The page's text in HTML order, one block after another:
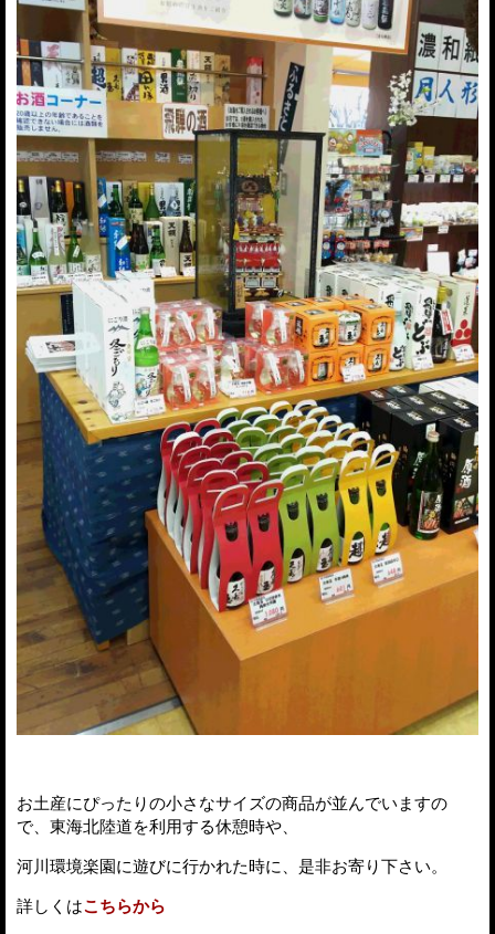
お土産にぴったりの小さなサイズの商品が並んでいますの
で、東海北陸道を利用する休憩時や、
河川環境楽園に遊びに行かれた時に、是非お寄り下さい。
詳しくはこちらから